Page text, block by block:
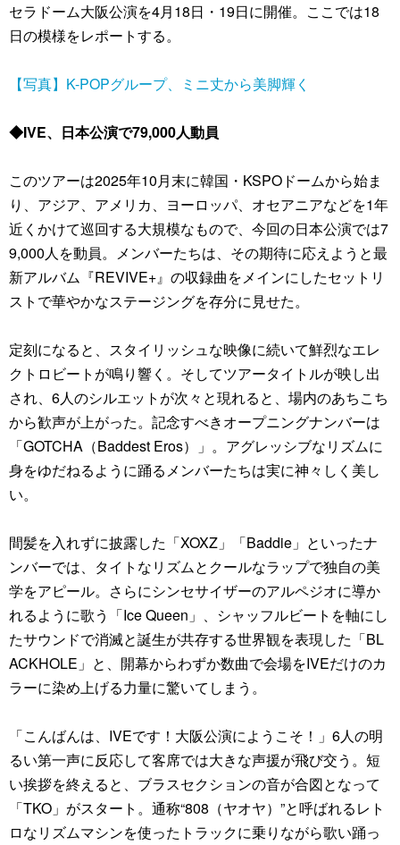
セラドーム大阪公演を4月18日・19日に開催。ここでは18
日の模様をレポートする。
【写真】K-POPグループ、ミニ丈から美脚輝く
◆IVE、日本公演で79,000人動員
このツアーは2025年10月末に韓国・KSPOドームから始ま
り、アジア、アメリカ、ヨーロッパ、オセアニアなどを1年
近くかけて巡回する大規模なもので、今回の日本公演では7
9,000人を動員。メンバーたちは、その期待に応えようと最
新アルバム『REVIVE+』の収録曲をメインにしたセットリ
ストで華やかなステージングを存分に見せた。
定刻になると、スタイリッシュな映像に続いて鮮烈なエレ
クトロビートが鳴り響く。そしてツアータイトルが映し出
され、6人のシルエットが次々と現れると、場内のあちこち
から歓声が上がった。記念すべきオープニングナンバーは
「GOTCHA（Baddest Eros）」。アグレッシブなリズムに
身をゆだねるように踊るメンバーたちは実に神々しく美し
い。
間髪を入れずに披露した「XOXZ」「Baddie」といったナ
ンバーでは、タイトなリズムとクールなラップで独自の美
学をアピール。さらにシンセサイザーのアルペジオに導か
れるように歌う「Ice Queen」、シャッフルビートを軸にし
たサウンドで消滅と誕生が共存する世界観を表現した「BL
ACKHOLE」と、開幕からわずか数曲で会場をIVEだけのカ
ラーに染め上げる力量に驚いてしまう。
「こんばんは、IVEです！大阪公演にようこそ！」6人の明
るい第一声に反応して客席では大きな声援が飛び交う。短
い挨拶を終えると、ブラスセクションの音が合図となって
「TKO」がスタート。通称“808（ヤオヤ）”と呼ばれるレト
ロなリズムマシンを使ったトラックに乗りながら歌い踊っ